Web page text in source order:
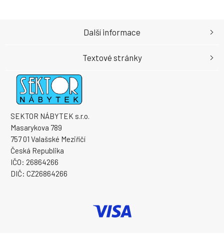
SEKTOR NÁBYTEK s.r.o.
Masarykova 789
757 01 Valašské Meziříčí
Česká Republika
IČO: 26864266
DIČ: CZ26864266
Další informace
Textové stránky